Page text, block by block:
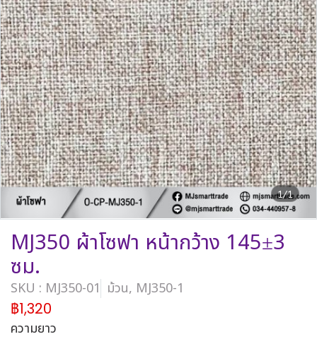
1/1
MJ350 ผ้าโซฟา หน้ากว้าง 145±3
ซม.
SKU : MJ350-01 ม้วน, MJ350-1
฿1,320
ความยาว